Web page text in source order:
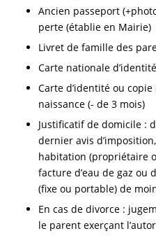
Ancien passeport
perte (établie en Mairie)
Livret de famille des
Carte nationale
Carte d’identité ou
naissance (- de 3 mois)
Justificatif de domicile :
dernier avis
habitation (propriétaire
facture d’eau de gaz ou
(fixe ou portable) de
En cas de divorce :
le parent exerçant